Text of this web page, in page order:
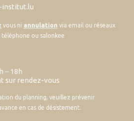
institut.lu
vous ni annulation via email ou réseaux
ou salonkee
– 18h
sur rendez-vous
du planning, veuillez prévenir
en cas de désistement.